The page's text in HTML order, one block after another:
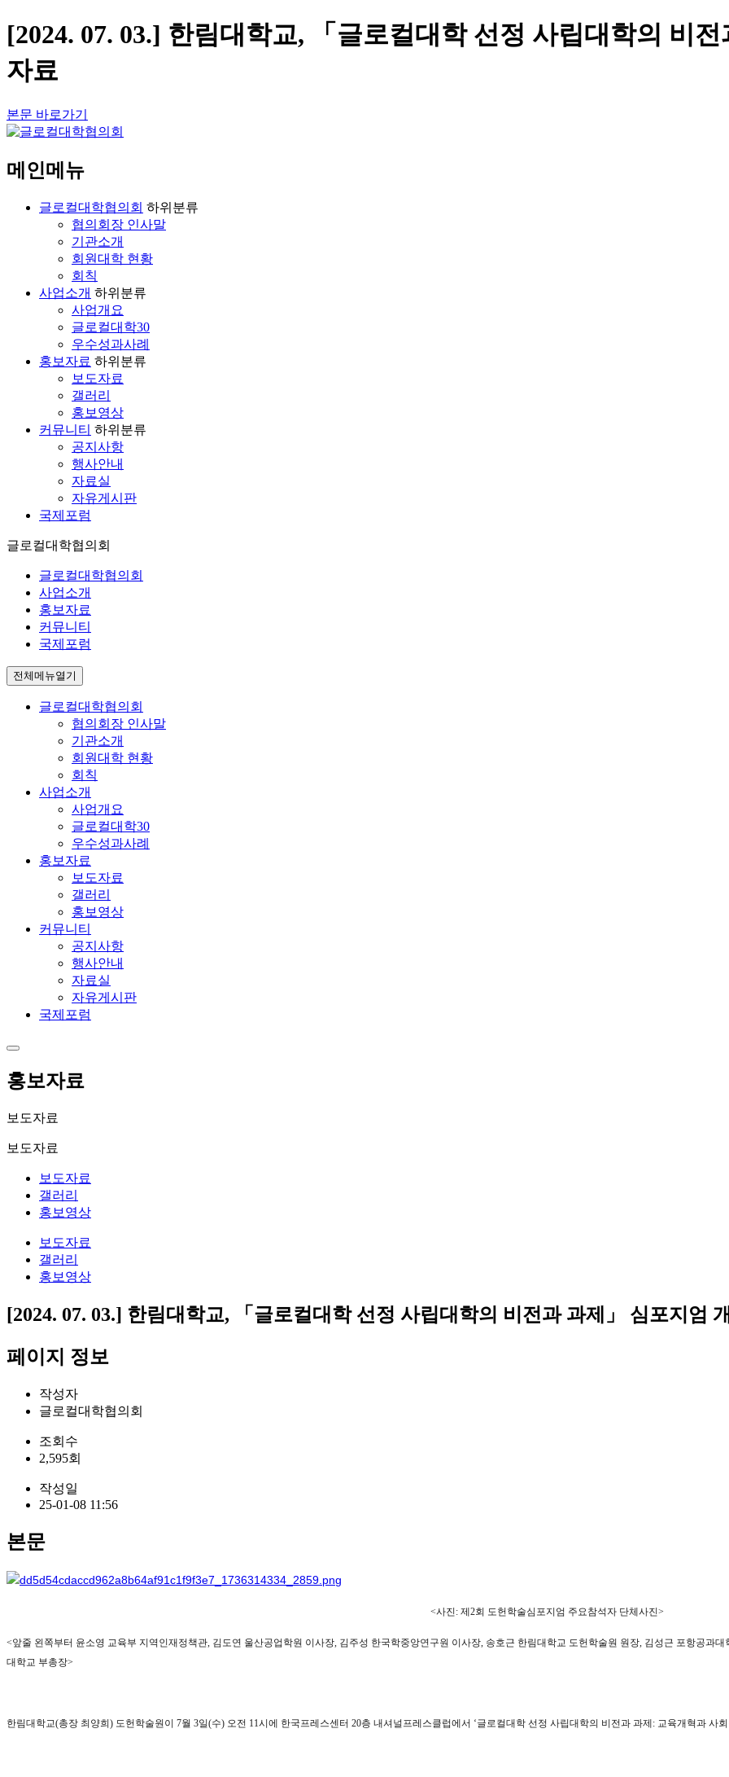
[2024. 07. 03.] 한림대학교, 「글로컬대학 선정 사립대학의 비
자료
본문 바로가기
메인메뉴
글로컬대학협의회 하위분류
협의회장 인사말
기관소개
회원대학 현황
회칙
사업소개 하위분류
사업개요
글로컬대학30
우수성과사례
홍보자료 하위분류
보도자료
갤러리
홍보영상
커뮤니티 하위분류
공지사항
행사안내
자료실
자유게시판
국제포럼
글로컬대학협의회
글로컬대학협의회
사업소개
홍보자료
커뮤니티
국제포럼
전체메뉴열기
글로컬대학협의회
협의회장 인사말
기관소개
회원대학 현황
회칙
사업소개
사업개요
글로컬대학30
우수성과사례
홍보자료
보도자료
갤러리
홍보영상
커뮤니티
공지사항
행사안내
자료실
자유게시판
국제포럼
홍보자료
보도자료
보도자료
보도자료
갤러리
홍보영상
보도자료
갤러리
홍보영상
[2024. 07. 03.] 한림대학교, 「글로컬대학 선정 사립대학의 비전과 과제」 심포지엄
페이지 정보
작성자
글로컬대학협의회
조회수
2,595회
작성일
25-01-08 11:56
본문
<사진: 제2회 도헌학술심포지엄 주요참석자 단체사진>
<앞줄 왼쪽부터 윤소영 교육부 지역인재정책관 김도연 울산공업학원 이사장 김주성 한국학중앙연구원 이사장 송호근 한림대학교 도헌학술원 원장 김성근 포항공과대
대학교 부총장>
한림대학교(총장 최양희 ) 도헌학술원이 7월 3일(수) 오전 11시에 한국프레스센터 20층 내셔널프레스클럽에서 ‘글로컬대학 선정 사립대학의 비전과 과제 : 교육개혁과 사